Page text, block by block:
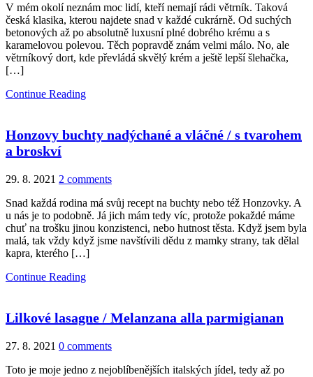
V mém okolí neznám moc lidí, kteří nemají rádi větrník. Taková
česká klasika, kterou najdete snad v každé cukrárně. Od suchých
betonových až po absolutně luxusní plné dobrého krému a s
karamelovou polevou. Těch popravdě znám velmi málo. No, ale
větrníkový dort, kde převládá skvělý krém a ještě lepší šlehačka,
[…]
Continue Reading
Honzovy buchty nadýchané a vláčné / s tvarohem
a broskví
29. 8. 2021 2 comments
Snad každá rodina má svůj recept na buchty nebo též Honzovky. A
u nás je to podobně. Já jich mám tedy víc, protože pokaždé máme
chuť na trošku jinou konzistenci, nebo hutnost těsta. Když jsem byla
malá, tak vždy když jsme navštívili dědu z mamky strany, tak dělal
kapra, kterého […]
Continue Reading
Lilkové lasagne / Melanzana alla parmigianan
27. 8. 2021 0 comments
Toto je moje jedno z nejoblíbenějších italských jídel, tedy až po